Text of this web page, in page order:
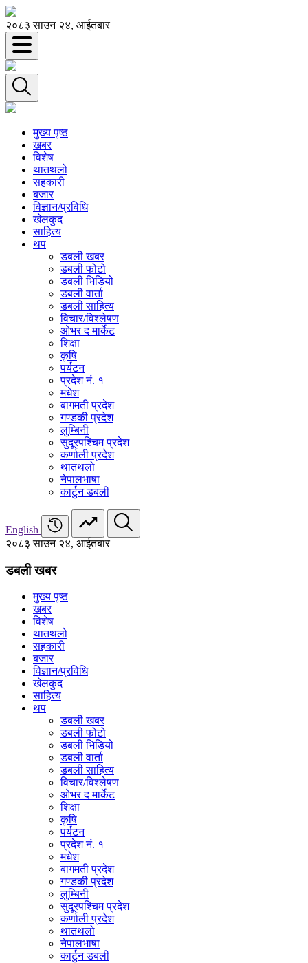
२०८३ साउन २४, आईतबार
मुख्य पृष्ठ
खबर
विशेष
थातथलो
सहकारी
बजार
विज्ञान/प्रविधि
खेलकुद
साहित्य
थप
डबली खबर
डबली फोटो
डबली भिडियो
डबली वार्ता
डबली साहित्य
विचार/विश्‍लेषण
ओभर द मार्केट
शिक्षा
कृषि
पर्यटन
प्रदेश नं. १
मधेश
बागमती प्रदेश
गण्डकी प्रदेश
लुम्बिनी
सुदूरपश्चिम प्रदेश
कर्णाली प्रदेश
थातथलो
नेपालभाषा
कार्टुन डबली
English
२०८३ साउन २४, आईतबार
डबली खबर
मुख्य पृष्ठ
खबर
विशेष
थातथलो
सहकारी
बजार
विज्ञान/प्रविधि
खेलकुद
साहित्य
थप
डबली खबर
डबली फोटो
डबली भिडियो
डबली वार्ता
डबली साहित्य
विचार/विश्‍लेषण
ओभर द मार्केट
शिक्षा
कृषि
पर्यटन
प्रदेश नं. १
मधेश
बागमती प्रदेश
गण्डकी प्रदेश
लुम्बिनी
सुदूरपश्चिम प्रदेश
कर्णाली प्रदेश
थातथलो
नेपालभाषा
कार्टुन डबली